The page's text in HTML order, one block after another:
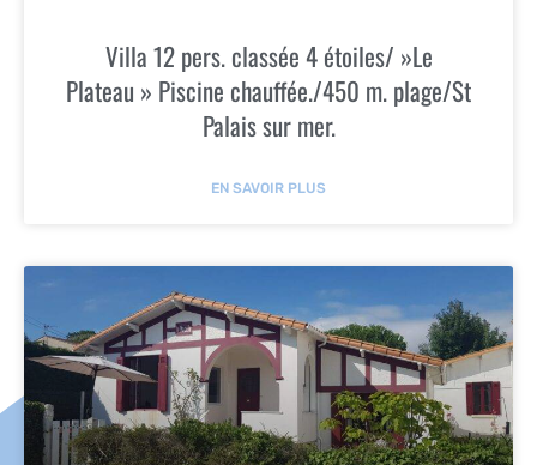
Villa 12 pers. classée 4 étoiles/ »Le
Plateau » Piscine chauffée./450 m. plage/St
Palais sur mer.
EN SAVOIR PLUS